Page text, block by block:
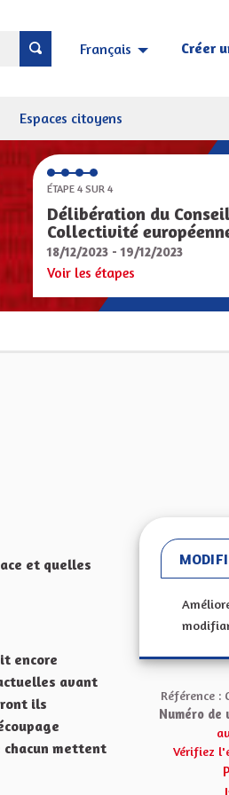
Français Choisir laCréer
Espaces citoyens
ÉTAPE 4 SUR 4
Délibération du
Collectivité
18/12/2023 - 19/12/2023
Voir les étapes
et quelles
encore
avant
ils
mettent
Référence :
Numéro de
Vérifiez